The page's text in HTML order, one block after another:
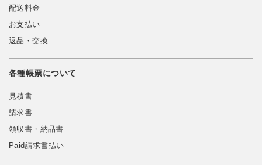
配送料金
お支払い
返品・交換
各種帳票について
見積書
請求書
領収書・納品書
Paid請求書払い